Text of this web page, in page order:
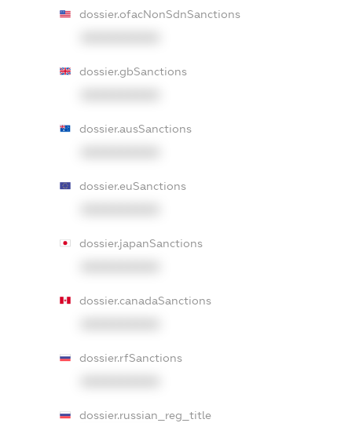
dossier.ofacNonSdnSanctions
dossier.gbSanctions
dossier.ausSanctions
dossier.euSanctions
dossier.japanSanctions
dossier.canadaSanctions
dossier.rfSanctions
dossier.russian_reg_title